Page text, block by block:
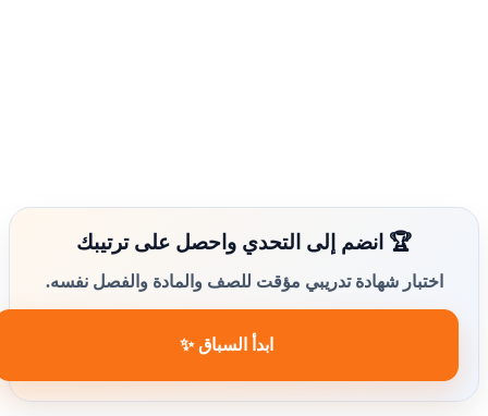
🏆 انضم إلى التحدي واحصل على ترتيبك
اختبار شهادة تدريبي مؤقت للصف والمادة والفصل نفسه.
ابدأ السباق ✨